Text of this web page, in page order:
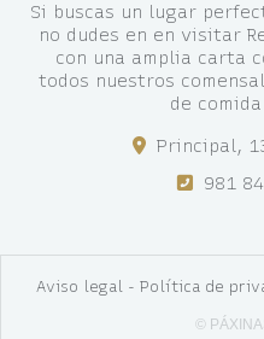
Si buscas un lugar
no dudes en en visitar
con una amplia carta
todos nuestros
de
Principal,
981
Aviso legal - Política de
©